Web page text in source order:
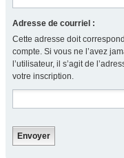
Adresse de courriel :
Cette adresse doit
compte. Si vous ne l’avez
l’utilisateur, il s’agit de
votre inscription.